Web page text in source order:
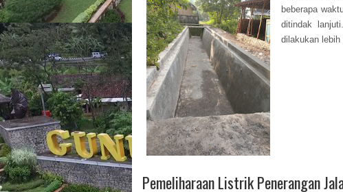
beberapa
ditindak
dilakukan lebih
Pemeliharaan Listrik Penerangan